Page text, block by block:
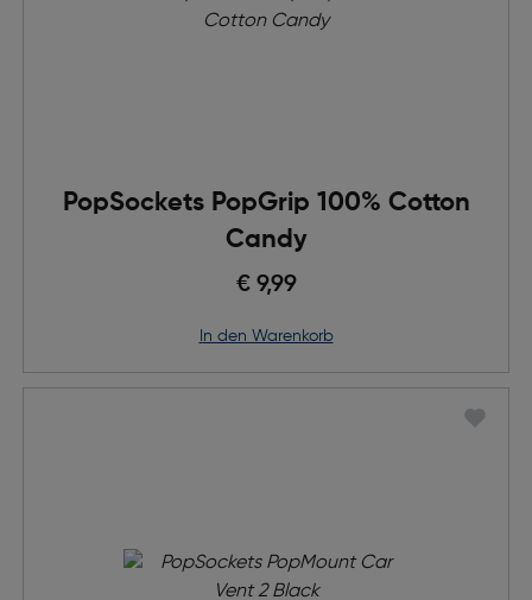
PopSockets PopGrip 100% Cotton
Candy
€ 9,99
in den Warenkorb